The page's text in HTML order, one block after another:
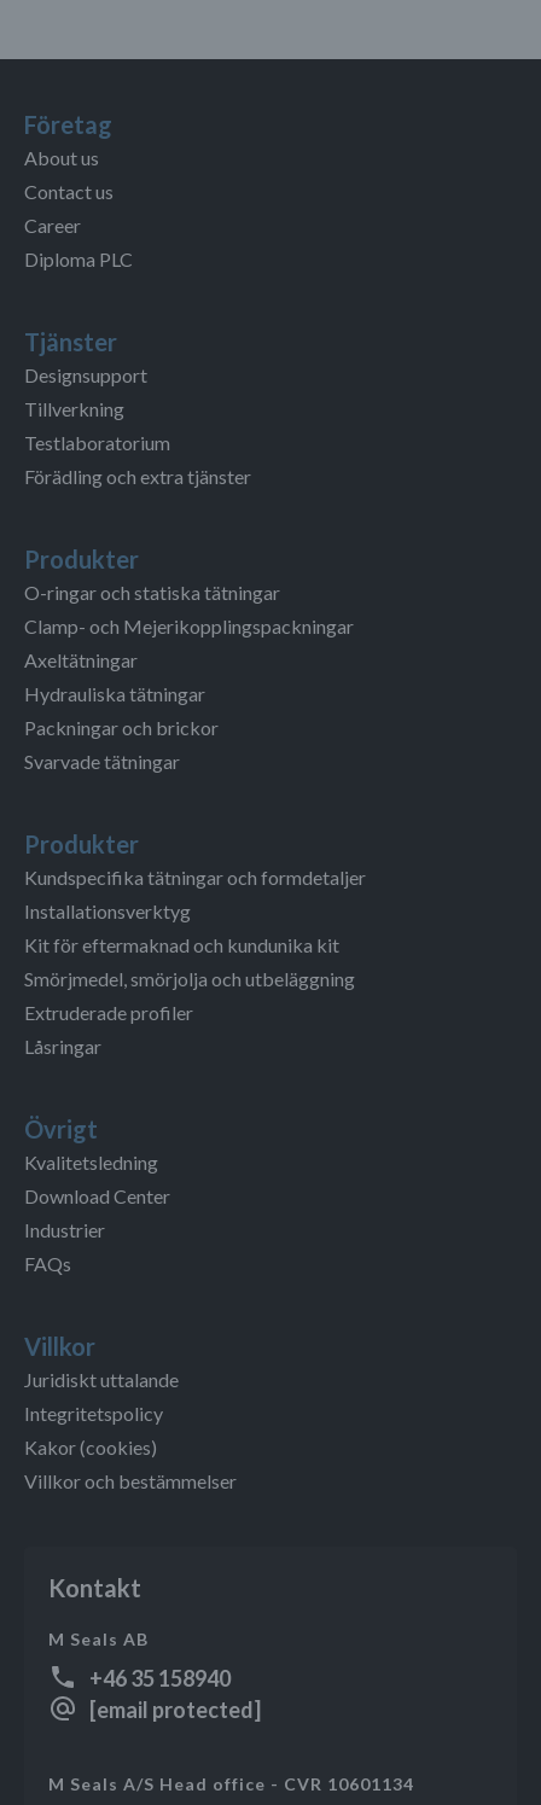
Företag
About us
Contact us
Career
Diploma PLC
Tjänster
Designsupport
Tillverkning
Testlaboratorium
Förädling och extra tjänster
Produkter
O-ringar och statiska tätningar
Clamp- och Mejerikopplingspackningar
Axeltätningar
Hydrauliska tätningar
Packningar och brickor
Svarvade tätningar
Produkter
Kundspecifika tätningar och formdetaljer
Installationsverktyg
Kit för eftermaknad och kundunika kit
Smörjmedel, smörjolja och utbeläggning
Extruderade profiler
Låsringar
Övrigt
Kvalitetsledning
Download Center
Industrier
FAQs
Villkor
Juridiskt uttalande
Integritetspolicy
Kakor (cookies)
Villkor och bestämmelser
Kontakt
M Seals AB
+46 35 158940
[email protected]
M Seals A/S Head office - CVR 10601134